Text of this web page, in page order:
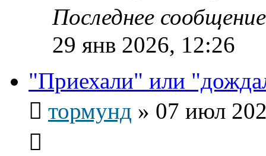
Последнее
29 янв 2026, 12:26
"Приехали" или
тормунд » 07 июл